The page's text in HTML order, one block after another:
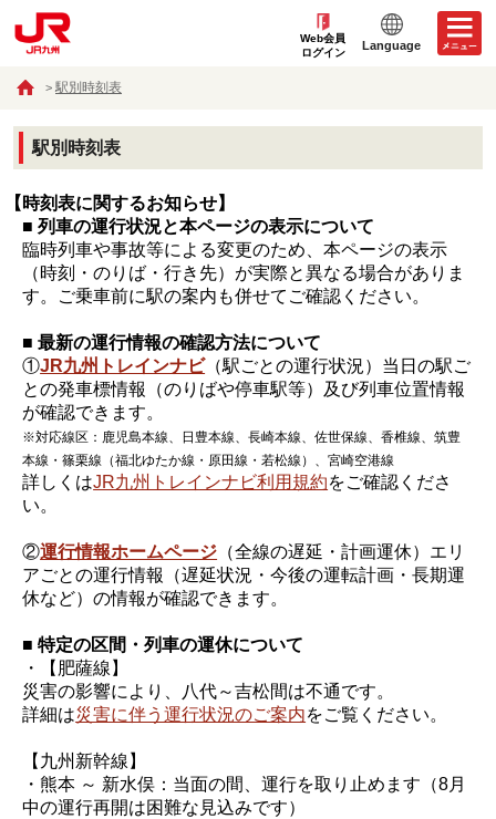
Web会員
ログイン
Language
駅別時刻表
駅別時刻表
【時刻表に関するお知らせ】
■ 列車の運行状況と本ページの表示について
臨時列車や事故等による変更のため、本ページの表示
（時刻・のりば・行き先）が実際と異なる場合がありま
す。ご乗車前に駅の案内も併せてご確認ください。
■ 最新の運行情報の確認方法について
①JR九州トレインナビ（駅ごとの運行状況）当日の駅ご
との発車標情報（のりばや停車駅等）及び列車位置情報
が確認できます。
※対応線区：鹿児島本線、日豊本線、長崎本線、佐世保線、香椎線、筑豊
本線・篠栗線（福北ゆたか線・原田線・若松線）、宮崎空港線
詳しくはJR九州トレインナビ利用規約をご確認くださ
い。
②運行情報ホームページ （全線の遅延・計画運休）エリ
アごとの運行情報（遅延状況・今後の運転計画・長期運
休など）の情報が確認できます。
■ 特定の区間・列車の運休について
・【肥薩線】
災害の影響により、八代～吉松間は不通です。
詳細は災害に伴う運行状況のご案内をご覧ください。
【九州新幹線】
・熊本 ～ 新水俣：当面の間、運行を取り止めます（8月
中の運行再開は困難な見込みです）